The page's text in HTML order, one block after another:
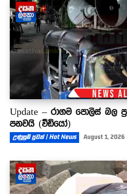
Update – රාගම පොලිස් බල
පනවයි (වීඩියෝ)
උණුසුම් පුවත් | Hot News August 1, 2026